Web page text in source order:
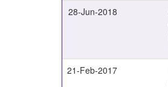
28-Jun-2018
21-Feb-2017